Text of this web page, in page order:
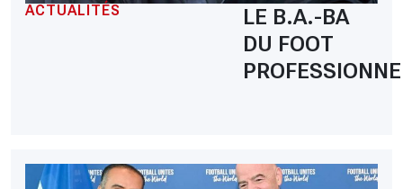
ACTUALITÉS
LE B.A.-BA
DU FOOT